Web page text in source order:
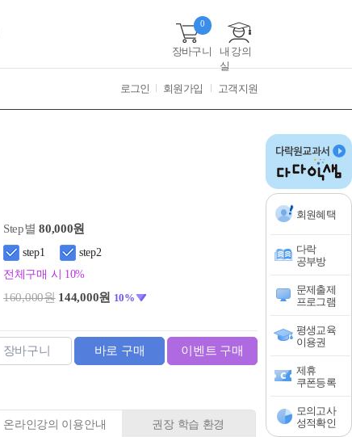
장바구니
0
내 강의
실
로그인 회원가입 고객지원
회원혜택
다락
공부방
문제출제
프로그램
평생교육
이용권
제휴
쿠폰등록
모의고사
성적확인
Step별80,000원
step1
step2
전체구매 시 10%
160,000원 144,000원 10%
장바구니 바로 구매 이벤트 구매
온라인강의 이용안내 권장 학습 환경